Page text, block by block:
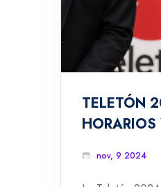
TELETÓN
nov, 9 2024